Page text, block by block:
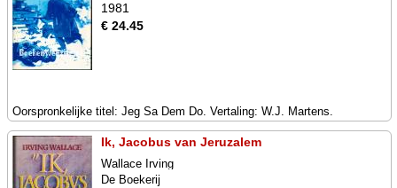
1981
€ 24.45
Oorspronkelijke titel: Jeg Sa Dem Do. Vertaling: W.J. Martens.
Ik, Jacobus van Jeruzalem
Wallace Irving
De Boekerij